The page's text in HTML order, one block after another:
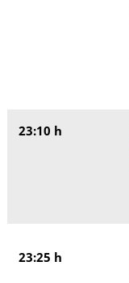
23:10 h
23:25 h